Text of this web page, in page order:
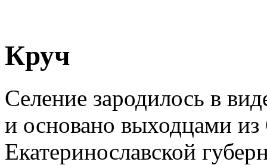
Круч
Селение зародилось в
и основано выходцами из
Екатеринославской